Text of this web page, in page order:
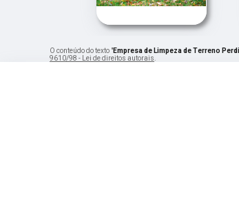
O conteúdo do texto "Empresa de Limpeza de Terreno
9610/98 - Lei de direitos autorais